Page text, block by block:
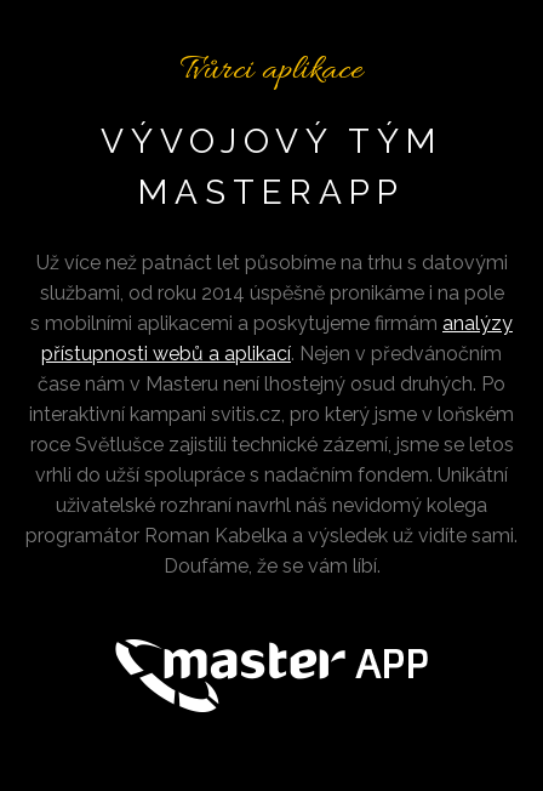
Tvůrci aplikace
VÝVOJOVÝ TÝM
MASTERAPP
Už více než patnáct let působíme na trhu s datovými
službami, od roku 2014 úspěšně pronikáme i na pole
s mobilními aplikacemi a poskytujeme firmám analýzy
přístupnosti webů a aplikací. Nejen v předvánočním
čase nám v Masteru není lhostejný osud druhých. Po
interaktivní kampani svitis.cz, pro který jsme v loňském
roce Světlušce zajistili technické zázemí, jsme se letos
vrhli do užší spolupráce s nadačním fondem. Unikátní
uživatelské rozhraní navrhl náš nevidomý kolega
programátor Roman Kabelka a výsledek už vidíte sami.
Doufáme, že se vám líbí.